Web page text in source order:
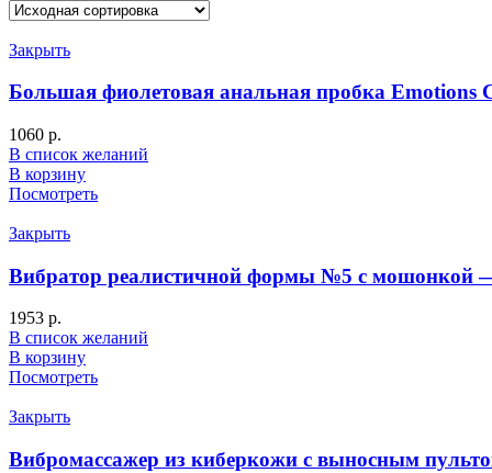
Закрыть
Большая фиолетовая анальная пробка
1060 р.
В список желаний
В корзину
Посмотреть
Закрыть
Вибратор реалистичной формы №5 с мошонкой
1953 р.
В список желаний
В корзину
Посмотреть
Закрыть
Вибромассажер из киберкожи с выносным